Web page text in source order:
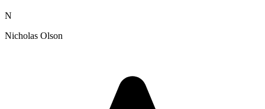
N
Nicholas Olson